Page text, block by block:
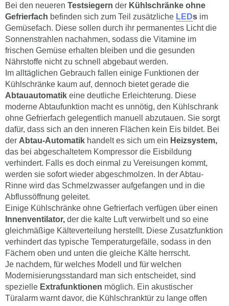
Bei den neueren Testsiegern der Kühlschränke ohne
Gefrierfach befinden sich zum Teil zusätzliche LEDs im
Gemüsefach. Diese sollen durch ihr permanentes Licht die
Sonnenstrahlen nachahmen, sodass die Vitamine im
frischen Gemüse erhalten bleiben und die gesunden
Nährstoffe nicht zu schnell abgebaut werden.
Im alltäglichen Gebrauch fallen einige Funktionen der
Kühlschränke kaum auf, dennoch bietet gerade die
Abtauautomatik eine deutliche Erleichterung. Diese
moderne Abtaufunktion macht es unnötig, den Kühlschrank
ohne Gefrierfach gelegentlich manuell abzutauen. Sie sorgt
dafür, dass sich an den inneren Flächen kein Eis bildet. Bei
der Abtau-Automatik handelt es sich um ein Heizsystem,
das bei abgeschaltetem Kompressor die Eisbildung
verhindert. Falls es doch einmal zu Vereisungen kommt,
werden sie sofort wieder abgeschmolzen. In der Abtau-
Rinne wird das Schmelzwasser aufgefangen und in die
Abflussöffnung geleitet.
Einige Kühlschränke ohne Gefrierfach verfügen über einen
Innenventilator, der die kalte Luft verwirbelt und so eine
gleichmäßige Kälteverteilung herstellt. Diese Zusatzfunktion
verhindert das typische Temperaturgefälle, sodass in den
Fächern oben und unten die gleiche Kälte herrscht.
Je nachdem, für welches Modell und für welchen
Modernisierungsstandard man sich entscheidet, sind
spezielle Extrafunktionen möglich. Ein akustischer
Türalarm warnt davor, die Kühlschranktür zu lange offen